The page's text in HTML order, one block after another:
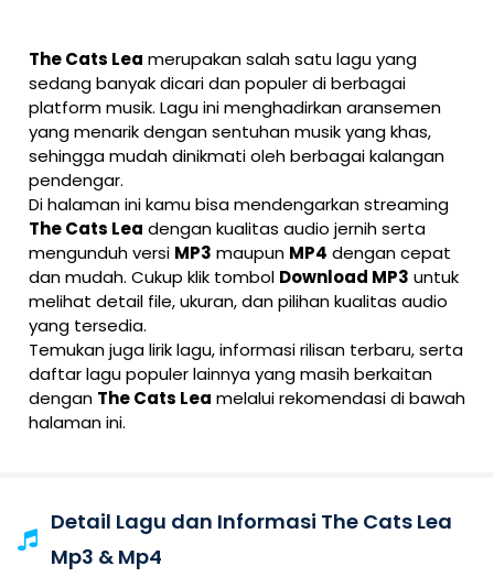
The Cats Lea merupakan salah satu lagu yang
sedang banyak dicari dan populer di berbagai
platform musik. Lagu ini menghadirkan aransemen
yang menarik dengan sentuhan musik yang khas,
sehingga mudah dinikmati oleh berbagai kalangan
pendengar.
Di halaman ini kamu bisa mendengarkan streaming
The Cats Lea dengan kualitas audio jernih serta
mengunduh versi MP3 maupun MP4 dengan cepat
dan mudah. Cukup klik tombol Download MP3 untuk
melihat detail file, ukuran, dan pilihan kualitas audio
yang tersedia.
Temukan juga lirik lagu, informasi rilisan terbaru, serta
daftar lagu populer lainnya yang masih berkaitan
dengan The Cats Lea melalui rekomendasi di bawah
halaman ini.
Detail Lagu dan Informasi The Cats Lea
Mp3 & Mp4